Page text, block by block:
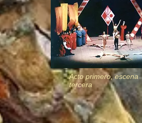
Acto primero, escena
tercera